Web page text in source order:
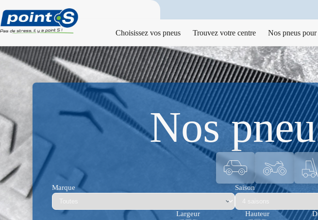
au
contenu
Choisissez vos pneus Trouvez votre centre Nos pneus
Nos
Marque Saison
Largeur Hauteur